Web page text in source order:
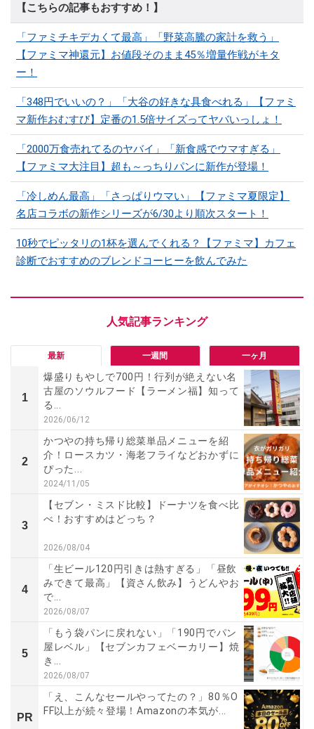
【こちらの記事もおすすめ！】
「ファミチキデカくて最高」「野菜高騰の家計を救う」
【ファミマ神還元】お値段そのまま45％増量作戦がキタ
ー！
「348円でいいの？」「大谷の好きな具食べれる」【ファミ
マ新作おむすび】定番の1.5倍サイズってヤバいっしょ！
「2000万食売れてるのヤバイ」「新食感でウマすぎる」
【ファミマ大注目】超も～っちりパンに新作が登場！
「冷しめん最高」「さっぱりウマい」【ファミマ夏限定】
名店コラボの新作シリーズが6/30より順次スタート！
10秒でピッタリの1杯を選んでくれる？【ファミマ】カフェ
診断でおすすめのブレンドコーヒーを飲んでみた
最新 一週間 一ヶ月
1
爆盛りもやしで700円！行列が絶えない名
古屋のソウルフード【ラーメン福】知って
る...
2026/06/12
2
かつやの持ち帰り総菜単品メニューを紹
介！ロースカツ・海老フライなどおかずに
ぴった...
2024/11/05
3
【セブン・ミスド比較】ドーナツを食べ比
べ！おすすめはどっち？
2026/08/04
4
「生ビール120円引きは熱すぎる」「昼飲
みできて最高」【資さん飲み】うどんやお
で...
2026/08/07
5
「もう袋パンに戻れない」「190円でパン
屋レベル」【セブンカフェベーカリー】焼
き...
2026/08/07
PR
「え、こんなセールやってたの？」80％O
FF以上が続々登場！Amazonの本気が...